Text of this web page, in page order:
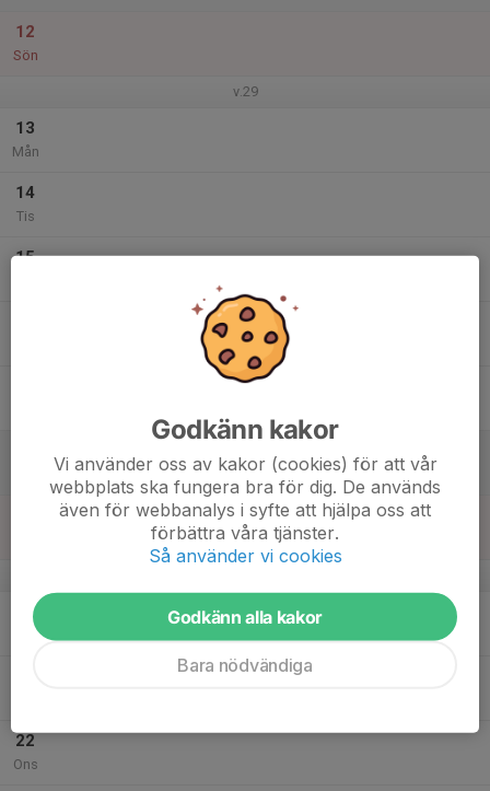
12
Sön
v.29
13
Mån
14
Tis
15
20
Mån
22
Ons
Godkänn kakor
Vi använder oss av kakor (cookies) för att vår
webbplats ska fungera bra för dig. De används
även för webbanalys i syfte att hjälpa oss att
förbättra våra tjänster.
Så använder vi cookies
Godkänn alla kakor
Bara nödvändiga